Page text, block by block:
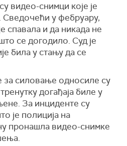
видео-снимци које је
Сведочећи у фебруару,
спавала и да никада не
се догодило. Суд је
била у стању да се
за силовање односиле су
догађаја биле у
За инциденте су
је полиција на
пронашла видео-снимке